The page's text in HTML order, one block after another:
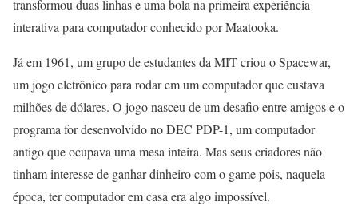
transformou duas linhas e uma bola na primeira experiência
interativa para computador conhecido por Maatooka.
Já em 1961, um grupo de estudantes da MIT criou o Spacewar,
um jogo eletrônico para rodar em um computador que custava
milhões de dólares. O jogo nasceu de um desafio entre amigos e o
programa for desenvolvido no DEC PDP-1, um computador
antigo que ocupava uma mesa inteira. Mas seus criadores não
tinham interesse de ganhar dinheiro com o game pois, naquela
época, ter computador em casa era algo impossível.